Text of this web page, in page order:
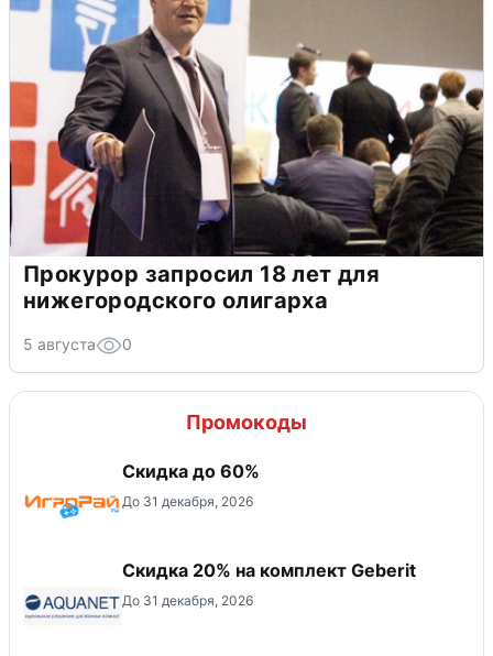
Прокурор запросил 18 лет для
нижегородского олигарха
5 августа 0
Промокоды
Скидка до 60%
До 31 декабря, 2026
Скидка 20% на комплект Geberit
До 31 декабря, 2026